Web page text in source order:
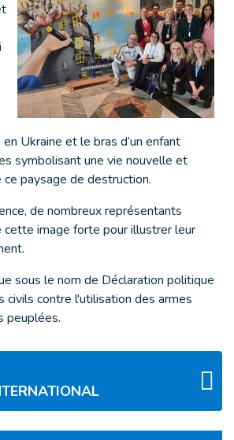
Ukraine et le bras d’un enfant
symbolisant une vie nouvelle et
ce paysage de destruction.
de nombreux représentants
image forte pour illustrer leur
sous le nom de Déclaration politique
civils contre l'utilisation des armes
peuplées.